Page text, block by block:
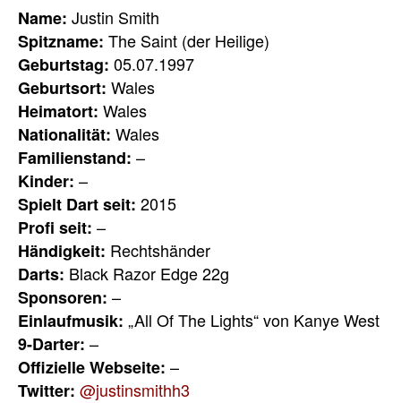
Name: Justin Smith
Spitzname: The Saint (der Heilige)
Geburtstag: 05.07.1997
Geburtsort: Wales
Heimatort: Wales
Nationalität: Wales
Familienstand: –
Kinder: –
Spielt Dart seit: 2015
Profi seit: –
Händigkeit: Rechtshänder
Darts: Black Razor Edge 22g
Sponsoren: –
Einlaufmusik: „All Of The Lights“ von Kanye West
9-Darter: –
Offizielle Webseite: –
Twitter: @justinsmithh3